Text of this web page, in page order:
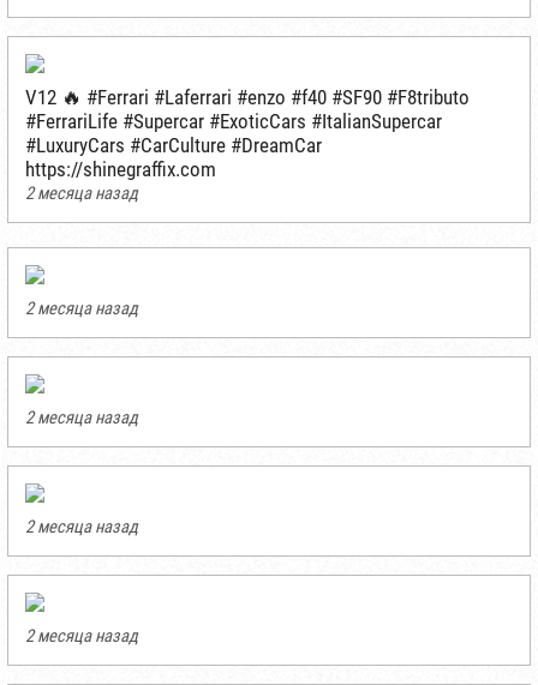
V12 🔥 #Ferrari #Laferrari #enzo #f40 #SF90 #F8tributo
#FerrariLife #Supercar #ExoticCars #ItalianSupercar
#LuxuryCars #CarCulture #DreamCar
https://shinegraffix.com
2 месяца назад
2 месяца назад
2 месяца назад
2 месяца назад
2 месяца назад